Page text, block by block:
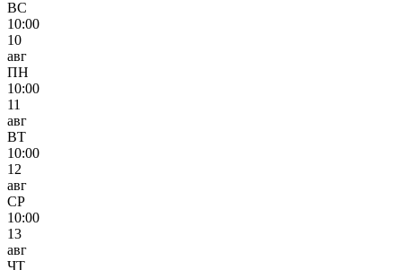
ВС
10:00
10
авг
ПН
10:00
11
авг
ВТ
10:00
12
авг
СР
10:00
13
авг
ЧТ